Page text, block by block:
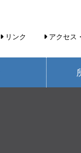
リンク アクセス